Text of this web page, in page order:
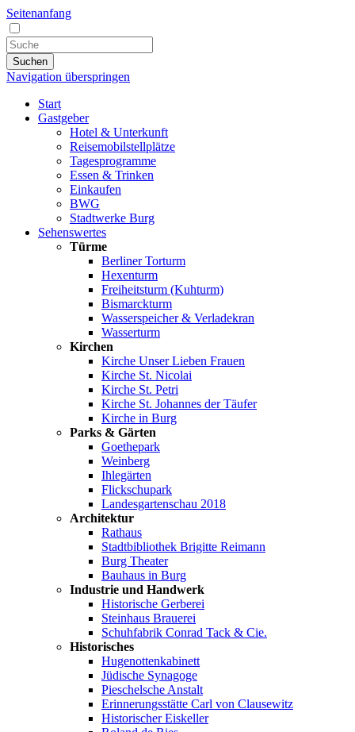
Seitenanfang
Suchen
Navigation überspringen
Start
Gastgeber
Hotel & Unterkunft
Reisemobilstellplätze
Tagesprogramme
Essen & Trinken
Einkaufen
BWG
Stadtwerke Burg
Sehenswertes
Türme
Berliner Torturm
Hexenturm
Freiheitsturm (Kuhturm)
Bismarckturm
Wasserspeicher & Verladekran
Wasserturm
Kirchen
Kirche Unser Lieben Frauen
Kirche St. Nicolai
Kirche St. Petri
Kirche St. Johannes der Täufer
Kirche in Burg
Parks & Gärten
Goethepark
Weinberg
Ihlegärten
Flickschupark
Landesgartenschau 2018
Architektur
Rathaus
Stadtbibliothek Brigitte Reimann
Burg Theater
Bauhaus in Burg
Industrie und Handwerk
Historische Gerberei
Steinhaus Brauerei
Schuhfabrik Conrad Tack & Cie.
Historisches
Hugenottenkabinett
Jüdische Synagoge
Pieschelsche Anstalt
Erinnerungsstätte Carl von Clausewitz
Historischer Eiskeller